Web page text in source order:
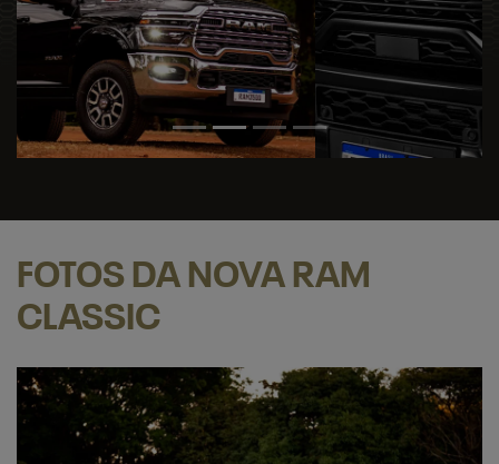
FOTOS DA NOVA RAM
CLASSIC